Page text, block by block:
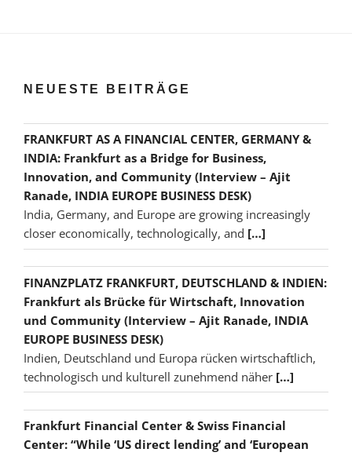
NEUESTE BEITRÄGE
FRANKFURT AS A FINANCIAL CENTER, GERMANY &
INDIA: Frankfurt as a Bridge for Business,
Innovation, and Community (Interview – Ajit
Ranade, INDIA EUROPE BUSINESS DESK)
India, Germany, and Europe are growing increasingly
closer economically, technologically, and […]
FINANZPLATZ FRANKFURT, DEUTSCHLAND & INDIEN:
Frankfurt als Brücke für Wirtschaft, Innovation
und Community (Interview – Ajit Ranade, INDIA
EUROPE BUSINESS DESK)
Indien, Deutschland und Europa rücken wirtschaftlich,
technologisch und kulturell zunehmend näher […]
Frankfurt Financial Center & Swiss Financial
Center: “While ‘US direct lending’ and ‘European